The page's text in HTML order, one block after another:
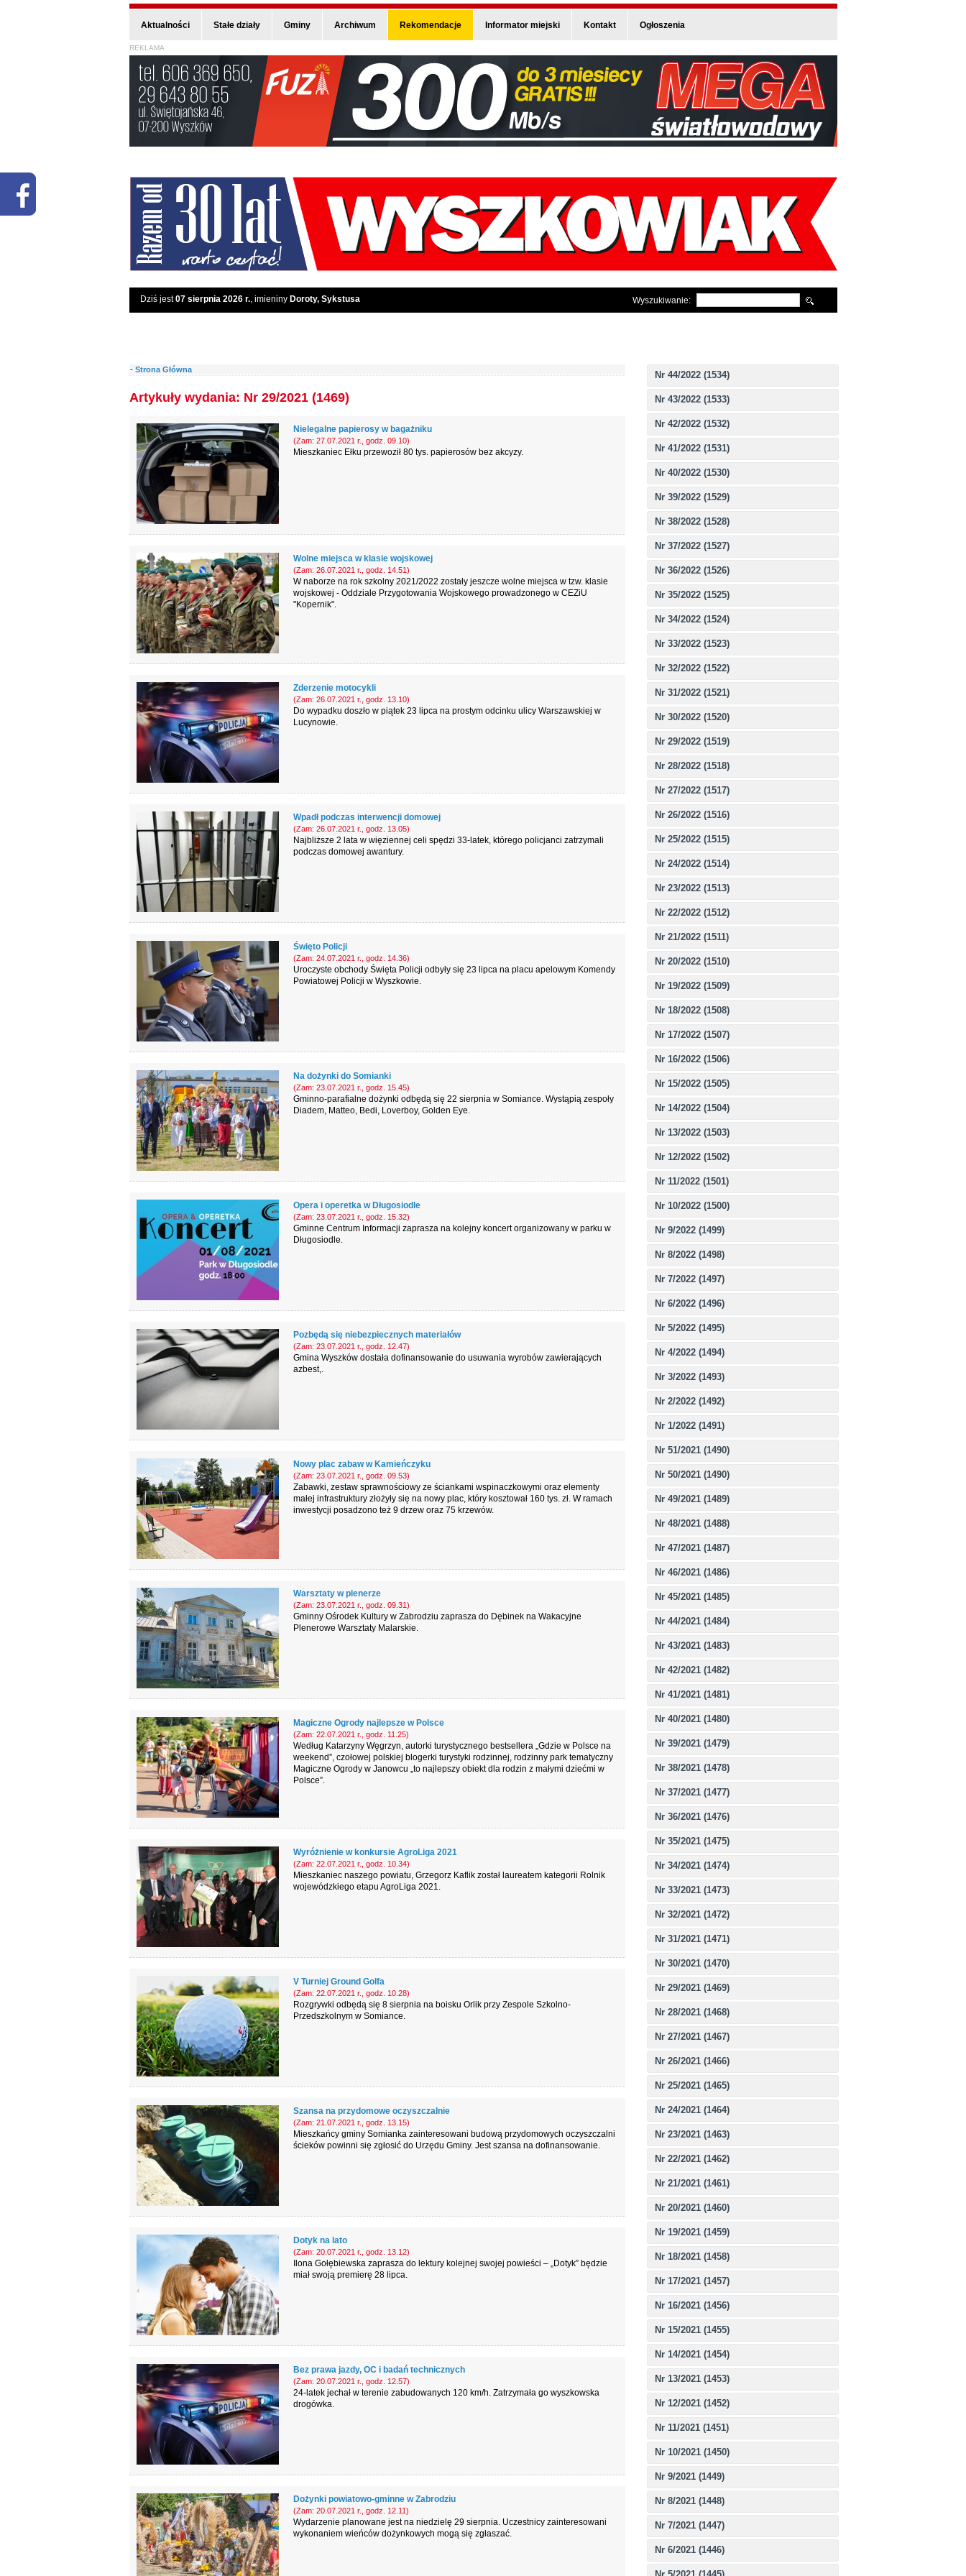
Aktualności Stałe działy Gminy Archiwum Rekomendacje Informator miejski Kontakt Ogłoszenia
REKLAMA
Dziś jest07 sierpnia 2026 r., imieniny Doroty, Sykstusa Wyszukiwanie:
Nr 44/2022 (1534)
Nr 43/2022 (1533)
Nr 42/2022 (1532)
Nr 41/2022 (1531)
Nr 40/2022 (1530)
Nr 39/2022 (1529)
Nr 38/2022 (1528)
Nr 37/2022 (1527)
Nr 36/2022 (1526)
Nr 35/2022 (1525)
Nr 34/2022 (1524)
Nr 33/2022 (1523)
Nr 32/2022 (1522)
Nr 31/2022 (1521)
Nr 30/2022 (1520)
Nr 29/2022 (1519)
Nr 28/2022 (1518)
Nr 27/2022 (1517)
Nr 26/2022 (1516)
Nr 25/2022 (1515)
Nr 24/2022 (1514)
Nr 23/2022 (1513)
Nr 22/2022 (1512)
Nr 21/2022 (1511)
Nr 20/2022 (1510)
Nr 19/2022 (1509)
Nr 18/2022 (1508)
Nr 17/2022 (1507)
Nr 16/2022 (1506)
Nr 15/2022 (1505)
Nr 14/2022 (1504)
Nr 13/2022 (1503)
Nr 12/2022 (1502)
Nr 11/2022 (1501)
Nr 10/2022 (1500)
Nr 9/2022 (1499)
Nr 8/2022 (1498)
Nr 7/2022 (1497)
Nr 6/2022 (1496)
Nr 5/2022 (1495)
Nr 4/2022 (1494)
Nr 3/2022 (1493)
Nr 2/2022 (1492)
Nr 1/2022 (1491)
Nr 51/2021 (1490)
Nr 50/2021 (1490)
Nr 49/2021 (1489)
Nr 48/2021 (1488)
Nr 47/2021 (1487)
Nr 46/2021 (1486)
Nr 45/2021 (1485)
Nr 44/2021 (1484)
Nr 43/2021 (1483)
Nr 42/2021 (1482)
Nr 41/2021 (1481)
Nr 40/2021 (1480)
Nr 39/2021 (1479)
Nr 38/2021 (1478)
Nr 37/2021 (1477)
Nr 36/2021 (1476)
Nr 35/2021 (1475)
Nr 34/2021 (1474)
Nr 33/2021 (1473)
Nr 32/2021 (1472)
Nr 31/2021 (1471)
Nr 30/2021 (1470)
Nr 29/2021 (1469)
Nr 28/2021 (1468)
Nr 27/2021 (1467)
Nr 26/2021 (1466)
Nr 25/2021 (1465)
Nr 24/2021 (1464)
Nr 23/2021 (1463)
Nr 22/2021 (1462)
Nr 21/2021 (1461)
Nr 20/2021 (1460)
Nr 19/2021 (1459)
Nr 18/2021 (1458)
Nr 17/2021 (1457)
Nr 16/2021 (1456)
Nr 15/2021 (1455)
Nr 14/2021 (1454)
Nr 13/2021 (1453)
Nr 12/2021 (1452)
Nr 11/2021 (1451)
Nr 10/2021 (1450)
Nr 9/2021 (1449)
Nr 8/2021 (1448)
Nr 7/2021 (1447)
Nr 6/2021 (1446)
- Strona Główna
Artykuły wydania: Nr 29/2021 (1469)
Nielegalne papierosy w bagażniku
(Zam: 27.07.2021 r., godz. 09.10)
Mieszkaniec Ełku przewoził 80 tys. papierosów bez akcyzy.
Wolne miejsca w klasie wojskowej
(Zam: 26.07.2021 r., godz. 14.51)
W naborze na rok szkolny 2021/2022 zostały jeszcze wolne miejsca w tzw. klasie
wojskowej - Oddziale Przygotowania Wojskowego prowadzonego w CEZiU
"Kopernik".
Zderzenie motocykli
(Zam: 26.07.2021 r., godz. 13.10)
Do wypadku doszło w piątek 23 lipca na prostym odcinku ulicy Warszawskiej w
Lucynowie.
Wpadł podczas interwencji domowej
(Zam: 26.07.2021 r., godz. 13.05)
Najbliższe 2 lata w więziennej celi spędzi 33-latek, którego policjanci zatrzymali
podczas domowej awantury.
Święto Policji
(Zam: 24.07.2021 r., godz. 14.36)
Uroczyste obchody Święta Policji odbyły się 23 lipca na placu apelowym Komendy
Powiatowej Policji w Wyszkowie.
Na dożynki do Somianki
(Zam: 23.07.2021 r., godz. 15.45)
Gminno-parafialne dożynki odbędą się 22 sierpnia w Somiance. Wystąpią zespoły
Diadem, Matteo, Bedi, Loverboy, Golden Eye.
Opera i operetka w Długosiodle
(Zam: 23.07.2021 r., godz. 15.32)
Gminne Centrum Informacji zaprasza na kolejny koncert organizowany w parku w
Długosiodle.
Pozbędą się niebezpiecznych materiałów
(Zam: 23.07.2021 r., godz. 12.47)
Gmina Wyszków dostała dofinansowanie do usuwania wyrobów zawierających
azbest,.
Nowy plac zabaw w Kamieńczyku
(Zam: 23.07.2021 r., godz. 09.53)
Zabawki, zestaw sprawnościowy ze ściankami wspinaczkowymi oraz elementy
małej infrastruktury złożyły się na nowy plac, który kosztował 160 tys. zł. W ramach
inwestycji posadzono też 9 drzew oraz 75 krzewów.
Warsztaty w plenerze
(Zam: 23.07.2021 r., godz. 09.31)
Gminny Ośrodek Kultury w Zabrodziu zaprasza do Dębinek na Wakacyjne
Plenerowe Warsztaty Malarskie.
Magiczne Ogrody najlepsze w Polsce
(Zam: 22.07.2021 r., godz. 11.25)
Według Katarzyny Węgrzyn, autorki turystycznego bestsellera „Gdzie w Polsce na
weekend”, czołowej polskiej blogerki turystyki rodzinnej, rodzinny park tematyczny
Magiczne Ogrody w Janowcu „to najlepszy obiekt dla rodzin z małymi dziećmi w
Polsce”.
Wyróżnienie w konkursie AgroLiga 2021
(Zam: 22.07.2021 r., godz. 10.34)
Mieszkaniec naszego powiatu, Grzegorz Kaflik został laureatem kategorii Rolnik
wojewódzkiego etapu AgroLiga 2021.
V Turniej Ground Golfa
(Zam: 22.07.2021 r., godz. 10.28)
Rozgrywki odbędą się 8 sierpnia na boisku Orlik przy Zespole Szkolno-
Przedszkolnym w Somiance.
Szansa na przydomowe oczyszczalnie
(Zam: 21.07.2021 r., godz. 13.15)
Mieszkańcy gminy Somianka zainteresowani budową przydomowych oczyszczalni
ścieków powinni się zgłosić do Urzędu Gminy. Jest szansa na dofinansowanie.
Dotyk na lato
(Zam: 20.07.2021 r., godz. 13.12)
Ilona Gołębiewska zaprasza do lektury kolejnej swojej powieści – „Dotyk” będzie
miał swoją premierę 28 lipca.
Bez prawa jazdy, OC i badań technicznych
(Zam: 20.07.2021 r., godz. 12.57)
24-latek jechał w terenie zabudowanych 120 km/h. Zatrzymała go wyszkowska
drogówka.
Dożynki powiatowo-gminne w Zabrodziu
(Zam: 20.07.2021 r., godz. 12.11)
Wydarzenie planowane jest na niedzielę 29 sierpnia. Uczestnicy zainteresowani
wykonaniem wieńców dożynkowych mogą się zgłaszać.